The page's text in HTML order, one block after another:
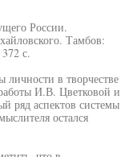
России.
Тамбов:
с.
в творчестве
И.В. Цветковой и
ряд аспектов системы
остался